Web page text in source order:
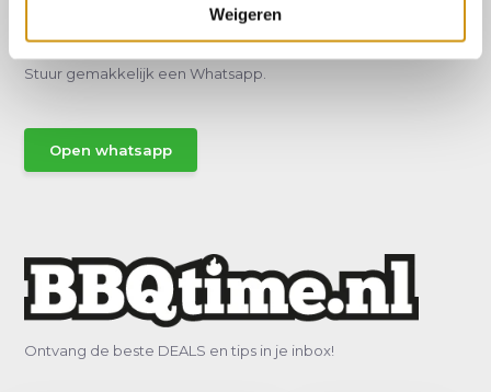
Weigeren
Hulp of advies nodig?
Vraag het een van onze specialisten!
Stuur gemakkelijk een Whatsapp.
Open whatsapp
Ontvang de beste DEALS en tips in je inbox!